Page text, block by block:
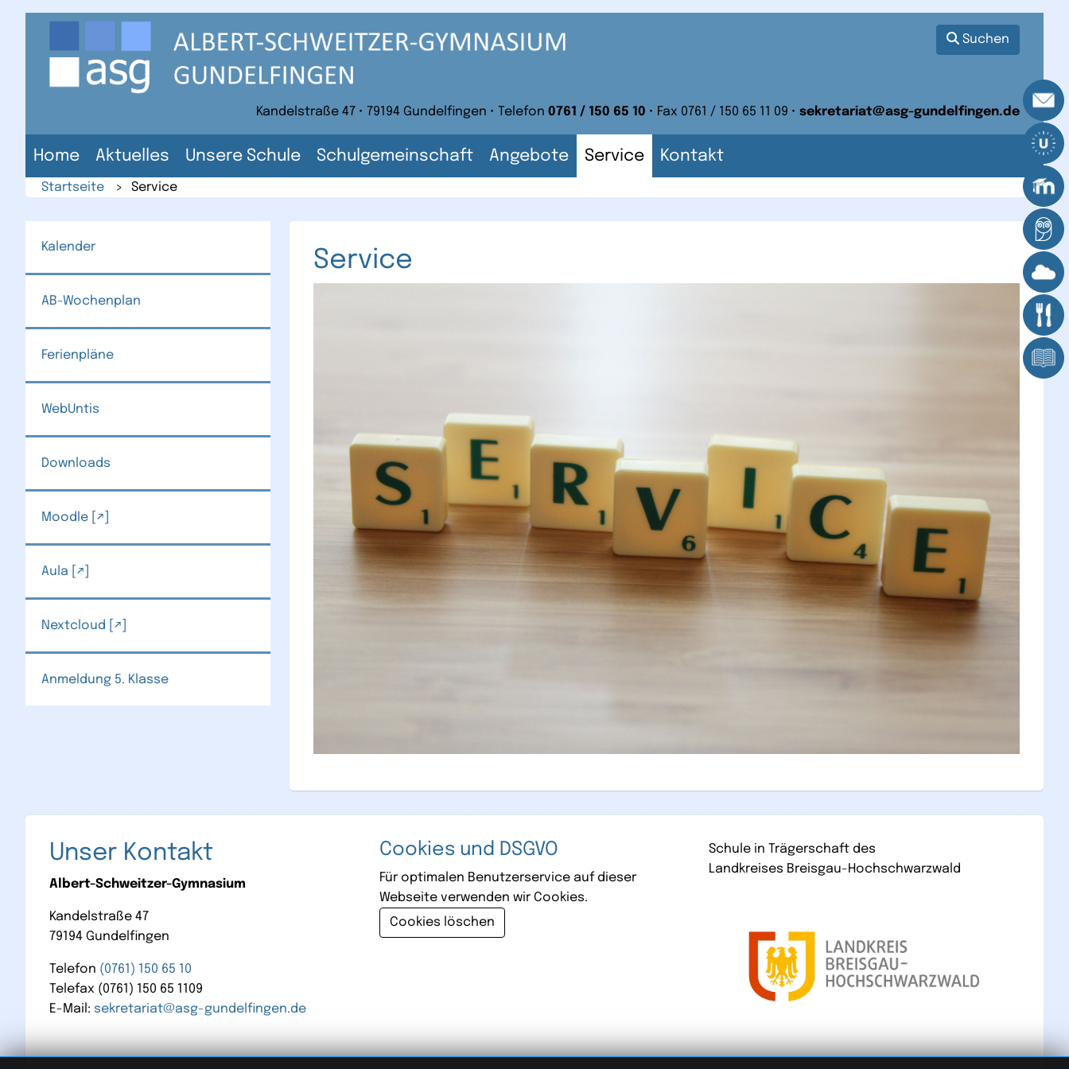
Suchen
Kandelstraße 47 • 79194 Gundelfingen • Telefon 0761 / 150 65 10 • Fax 0761 / 150 65 11 09 • sekretariat@asg-gundelfingen.de
Home Aktuelles Unsere Schule Schulgemeinschaft Angebote Service Kontakt
Startseite > Service
Service
Kalender
AB-Wochenplan
Ferienpläne
WebUntis
Downloads
Moodle
Aula
Nextcloud
Anmeldung 5. Klasse
Unser Kontakt
Albert-Schweitzer-Gymnasium
Kandelstraße 47
79194 Gundelfingen
Telefon (0761) 150 65 10
Telefax (0761) 150 65 1109
E-Mail: sekretariat@asg-gundelfingen.de
Cookies und DSGVO
Für optimalen Benutzerservice auf dieser
Webseite verwenden wir Cookies.
Cookies löschen
Schule in Trägerschaft des
Landkreises Breisgau-Hochschwarzwald